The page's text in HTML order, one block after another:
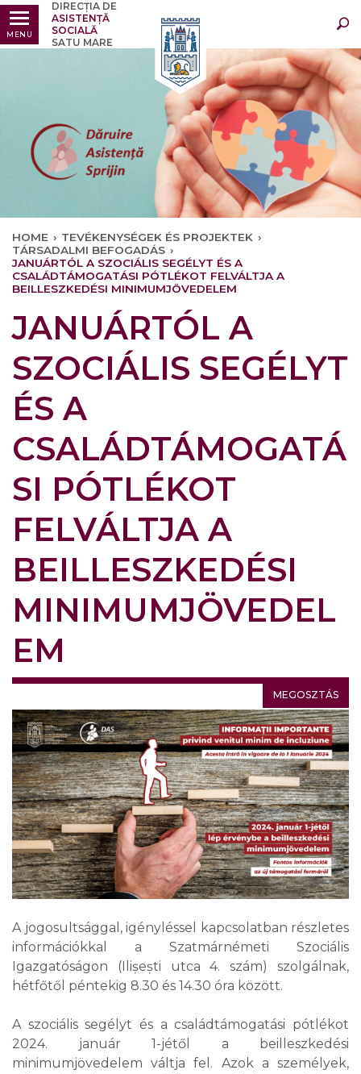
MENU
DIRECȚIA DE
ASISTENȚĂ
SOCIALĂ
SATU MARE
Legfrissebb
HOME › TEVÉKENYSÉGEK ÉS PROJEKTEK ›
TÁRSADALMI BEFOGADÁS ›
JANUÁRTÓL A SZOCIÁLIS SEGÉLYT ÉS A
CSALÁDTÁMOGATÁSI PÓTLÉKOT FELVÁLTJA A
BEILLESZKEDÉSI MINIMUMJÖVEDELEM
JANUÁRTÓL A
SZOCIÁLIS SEGÉLYT
ÉS A
CSALÁDTÁMOGATÁ
SI PÓTLÉKOT
FELVÁLTJA A
BEILLESZKEDÉSI
MINIMUMJÖVEDEL
EM
MEGOSZTÁS
A jogosultsággal, igényléssel kapcsolatban részletes
információkkal a Szatmárnémeti Szociális
Igazgatóságon (Ilișești utca 4. szám) szolgálnak,
hétfőtől péntekig 8.30 és 14.30 óra között.
A szociális segélyt és a családtámogatási pótlékot
2024. január 1-jétől a beilleszkedési
minimumjövedelem váltja fel. Azok a személyek,